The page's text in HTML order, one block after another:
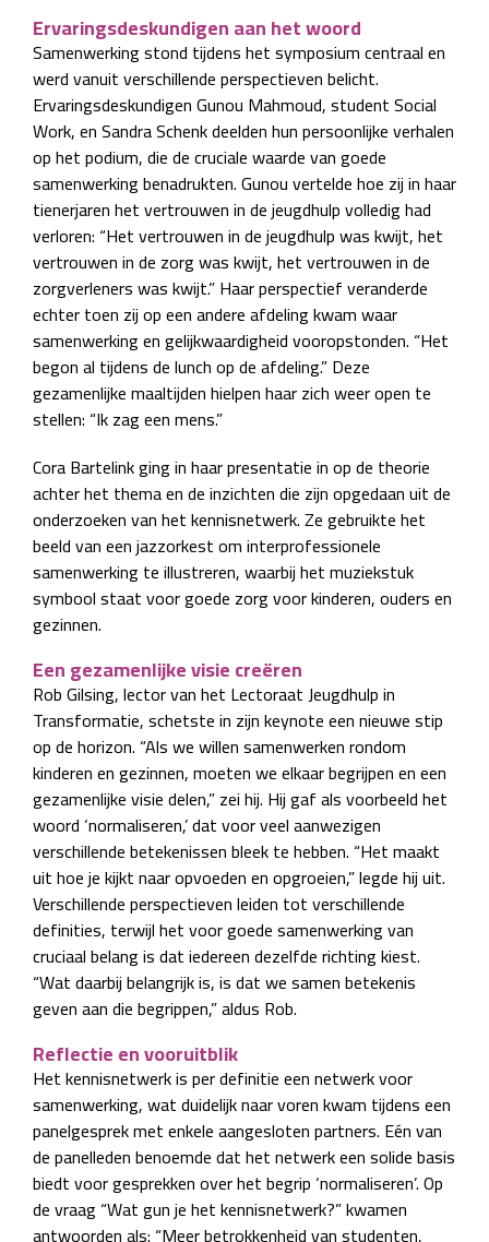
Ervaringsdeskundigen aan het woord
Samenwerking stond tijdens het symposium centraal en
werd vanuit verschillende perspectieven belicht.
Ervaringsdeskundigen Gunou Mahmoud, student Social
Work, en Sandra Schenk deelden hun persoonlijke verhalen
op het podium, die de cruciale waarde van goede
samenwerking benadrukten. Gunou vertelde hoe zij in haar
tienerjaren het vertrouwen in de jeugdhulp volledig had
verloren: “Het vertrouwen in de jeugdhulp was kwijt, het
vertrouwen in de zorg was kwijt, het vertrouwen in de
zorgverleners was kwijt.” Haar perspectief veranderde
echter toen zij op een andere afdeling kwam waar
samenwerking en gelijkwaardigheid vooropstonden. “Het
begon al tijdens de lunch op de afdeling.” Deze
gezamenlijke maaltijden hielpen haar zich weer open te
stellen: “Ik zag een mens.”
Cora Bartelink ging in haar presentatie in op de theorie
achter het thema en de inzichten die zijn opgedaan uit de
onderzoeken van het kennisnetwerk. Ze gebruikte het
beeld van een jazzorkest om interprofessionele
samenwerking te illustreren, waarbij het muziekstuk
symbool staat voor goede zorg voor kinderen, ouders en
gezinnen.
Een gezamenlijke visie creëren
Rob Gilsing, lector van het Lectoraat Jeugdhulp in
Transformatie, schetste in zijn keynote een nieuwe stip
op de horizon. “Als we willen samenwerken rondom
kinderen en gezinnen, moeten we elkaar begrijpen en een
gezamenlijke visie delen,” zei hij. Hij gaf als voorbeeld het
woord ‘normaliseren,’ dat voor veel aanwezigen
verschillende betekenissen bleek te hebben. “Het maakt
uit hoe je kijkt naar opvoeden en opgroeien,” legde hij uit.
Verschillende perspectieven leiden tot verschillende
definities, terwijl het voor goede samenwerking van
cruciaal belang is dat iedereen dezelfde richting kiest.
“Wat daarbij belangrijk is, is dat we samen betekenis
geven aan die begrippen,” aldus Rob.
Reflectie en vooruitblik
Het kennisnetwerk is per definitie een netwerk voor
samenwerking, wat duidelijk naar voren kwam tijdens een
panelgesprek met enkele aangesloten partners. Eén van
de panelleden benoemde dat het netwerk een solide basis
biedt voor gesprekken over het begrip ‘normaliseren’. Op
de vraag “Wat gun je het kennisnetwerk?” kwamen
antwoorden als: “Meer betrokkenheid van studenten,